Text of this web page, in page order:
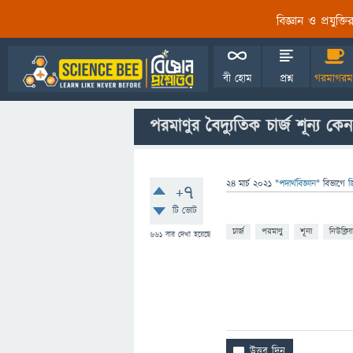
বিজ্ঞান ও
বী হোম প্রশ্ন
পরমাণুর বৈদ্যুতিক চার্জ শূন্য
+7
টি ভোট
661 বার দেখা হয়েছে
24 মার্চ 2021 "পদার্থবিজ্ঞান" বিভাগে
চার্জ পরমাণু শূন্য